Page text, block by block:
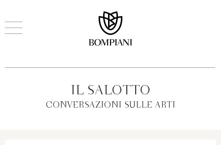
IL SALOTTO
CONVERSAZIONI SULLE ARTI